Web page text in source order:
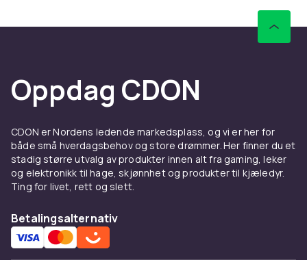
Oppdag CDON
CDON er Nordens ledende markedsplass, og vi er her for
både små hverdagsbehov og store drømmer. Her finner du et
stadig større utvalg av produkter innen alt fra gaming, leker
og elektronikk til hage, skjønnhet og produkter til kjæledyr.
Ting for livet, rett og slett.
Betalingsalternativ